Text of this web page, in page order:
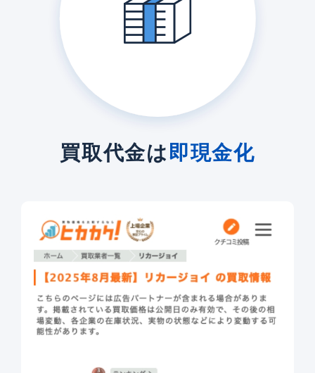
買取代金は即現金化